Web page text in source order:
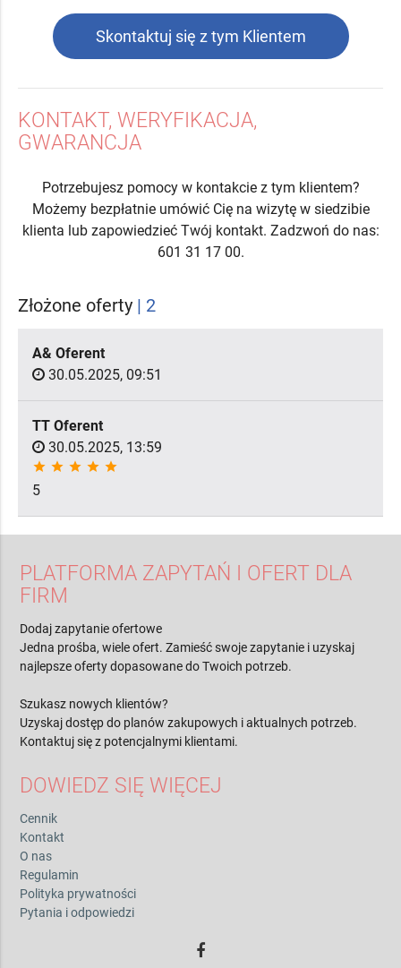
Skontaktuj się z tym Klientem
KONTAKT, WERYFIKACJA,
GWARANCJA
Potrzebujesz pomocy w kontakcie z tym klientem?
Możemy bezpłatnie umówić Cię na wizytę w siedzibie
klienta lub zapowiedzieć Twój kontakt. Zadzwoń do nas:
601 31 17 00.
Złożone oferty | 2
A& Oferent
30.05.2025, 09:51
TT Oferent
30.05.2025, 13:59
star star star star star
5
PLATFORMA ZAPYTAŃ I OFERT DLA
FIRM
Dodaj zapytanie ofertowe
Jedna prośba, wiele ofert. Zamieść swoje zapytanie i uzyskaj
najlepsze oferty dopasowane do Twoich potrzeb.
Szukasz nowych klientów?
Uzyskaj dostęp do planów zakupowych i aktualnych potrzeb.
Kontaktuj się z potencjalnymi klientami.
DOWIEDZ SIĘ WIĘCEJ
Cennik
Kontakt
O nas
Regulamin
Polityka prywatności
Pytania i odpowiedzi